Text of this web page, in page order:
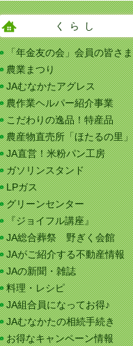
くらし
「年金友の会」会員の皆さ
農業まつり
JAむなかたアグレス
農作業ヘルパー紹介事業
こだわりの逸品！特産品
農産物直売所「ほたるの里」
JA直営！米粉パン工房
ガソリンスタンド
LPガス
グリーンセンター
『ジョイフル講座』
JA総合葬祭 野ぎく会館
JAがご紹介する不動産情報
JAの新聞・雑誌
料理・レシピ
JA組合員になってお得♪
JAむなかたの相続手続き
お得なキャンペーン情報